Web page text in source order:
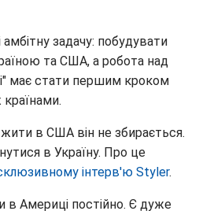
задачу: побудувати
та США, а робота над
має стати першим кроком
країнами.
в США він не збирається.
в Україну. Про це
інтерв'ю Styler.
в Америці постійно. Є дуже